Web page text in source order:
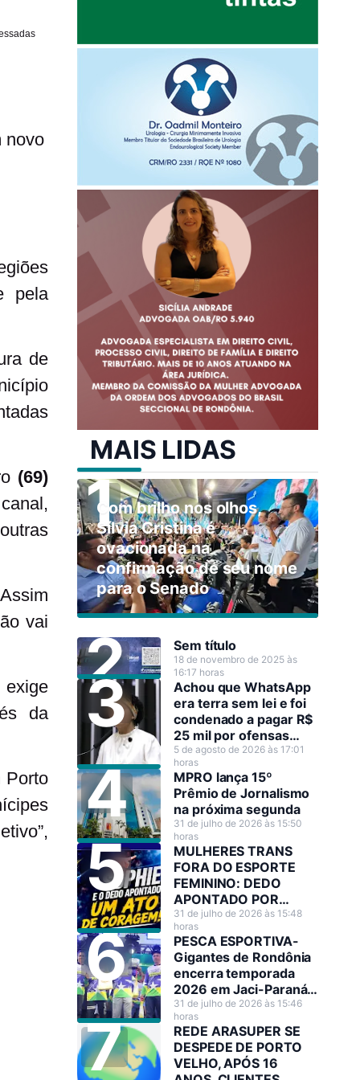
novo
pela
de
(69)
Assim
vai
da
Porto
MAIS LIDAS
Com brilho nos olhos,
Sílvia Cristina é
ovacionada na
confirmação de seu nome
para o Senado
Sem título
18 de novembro de 2025 às
16:17 horas
Achou que WhatsApp
era terra sem lei e foi
condenado a pagar R$
25 mil por ofensas
raciais contra Sílvia
Cristina
5 de agosto de 2026 às 17:01
horas
MPRO lança 15º
Prêmio de Jornalismo
na próxima segunda
31 de julho de 2026 às 15:50
horas
MULHERES TRANS
FORA DO ESPORTE
FEMININO: DEDO
APONTADO POR
JOGADORA DE
BASQUETE A TORNOU
HEROÍNA NO SEU PAÍS
31 de julho de 2026 às 15:48
horas
PESCA ESPORTIVA-
Gigantes de Rondônia
encerra temporada
2026 em Jaci-Paraná
com mais R$ 130 mil
em premiações
31 de julho de 2026 às 15:46
horas
REDE ARASUPER SE
DESPEDE DE PORTO
VELHO, APÓS 16